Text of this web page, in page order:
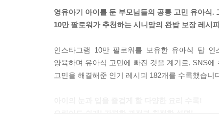
영유아기 아이를 둔 부모님들의 공통 고민 유아식.
10만 팔로워가 추천하는 시니맘의 완밥 보장 레시
인스타그램 10만 팔로워를 보유한 유아식 탑
양육하며 유아식 고민에 빠진 것을 계기로, SNS
고민을 해결해준 인기 레시피 182개를 수록했습니
요린이도 쉽게! 간편한 과정과 친절한 설명!